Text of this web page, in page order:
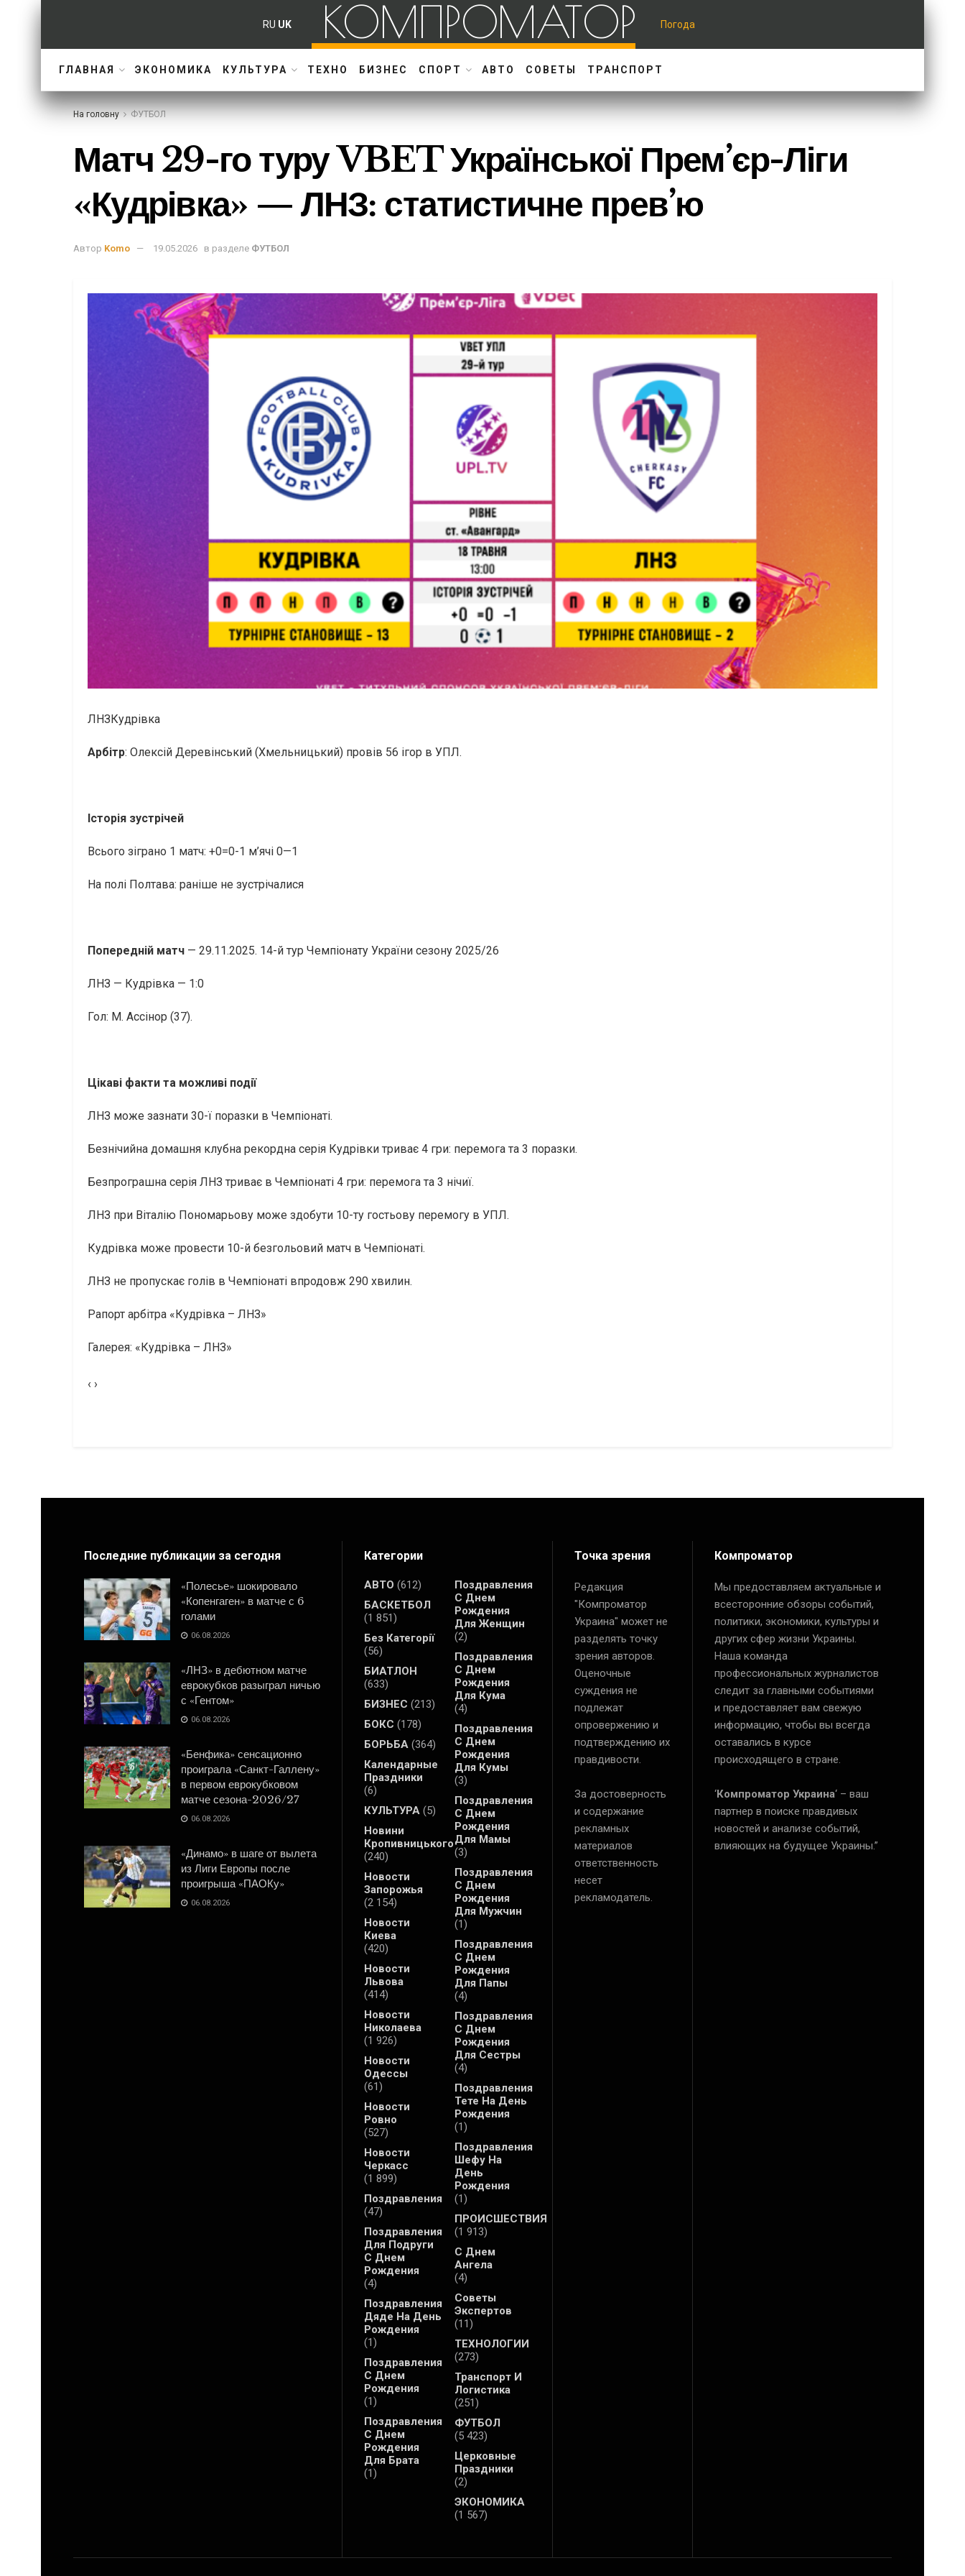
RU UK КОМПРОМАТОР Погода
ГЛАВНАЯ ЭКОНОМИКА КУЛЬТУРА ТЕХНО БИЗНЕС СПОРТ АВТО СОВЕТЫ ТРАНСПОРТ
На головну ФУТБОЛ
Матч 29-го туру VBET Української Прем’єр-Ліги
«Кудрівка» — ЛНЗ: статистичне прев’ю
Автор Komo 19.05.2026 в разделе ФУТБОЛ
ЛНЗКудрівка
Арбітр: Олексій Деревінський (Хмельницький) провів 56 ігор в УПЛ.
Історія зустрічей
Всього зіграно 1 матч: +0=0-1 м’ячі 0—1
На полі Полтава: раніше не зустрічалися
Попередній матч — 29.11.2025. 14-й тур Чемпіонату України сезону 2025/26
ЛНЗ — Кудрівка — 1:0
Гол: М. Ассінор (37).
Цікаві факти та можливі події
ЛНЗ може зазнати 30-ї поразки в Чемпіонаті.
Безнічийна домашня клубна рекордна серія Кудрівки триває 4 гри: перемога та 3 поразки.
Безпрограшна серія ЛНЗ триває в Чемпіонаті 4 гри: перемога та 3 нічиї.
ЛНЗ при Віталію Пономарьову може здобути 10-ту гостьову перемогу в УПЛ.
Кудрівка може провести 10-й безгольовий матч в Чемпіонаті.
ЛНЗ не пропускає голів в Чемпіонаті впродовж 290 хвилин.
Рапорт арбітра «Кудрівка – ЛНЗ»
Галерея: «Кудрівка – ЛНЗ»
‹ ›
Последние публикации за сегодня
«Полесье» шокировало
«Копенгаген» в матче с 6
голами
06.08.2026
«ЛНЗ» в дебютном матче
еврокубков разыграл ничью
с «Гентом»
06.08.2026
«Бенфика» сенсационно
проиграла «Санкт-Галлену»
в первом еврокубковом
матче сезона-2026/27
06.08.2026
«Динамо» в шаге от вылета
из Лиги Европы после
проигрыша «ПАОКу»
06.08.2026
Категории
АВТО (612)
БАСКЕТБОЛ
(1 851)
Без Категорії
(56)
БИАТЛОН
(633)
БИЗНЕС (213)
БОКС (178)
БОРЬБА (364)
Календарные
Праздники
(6)
КУЛЬТУРА (5)
Новини
Кропивницького
(240)
Новости
Запорожья
(2 154)
Новости
Киева
(420)
Новости
Львова
(414)
Новости
Николаева
(1 926)
Новости
Одессы
(61)
Новости
Ровно
(527)
Новости
Черкасс
(1 899)
Поздравления
(47)
Поздравления
Для Подруги
С Днем
Рождения
(4)
Поздравления
Дяде На День
Рождения
(1)
Поздравления
С Днем
Рождения
(1)
Поздравления
С Днем
Рождения
Для Брата
(1)
Поздравления
С Днем
Рождения
Для Женщин
(2)
Поздравления
С Днем
Рождения
Для Кума
(4)
Поздравления
С Днем
Рождения
Для Кумы
(3)
Поздравления
С Днем
Рождения
Для Мамы
(3)
Поздравления
С Днем
Рождения
Для Мужчин
(1)
Поздравления
С Днем
Рождения
Для Папы
(4)
Поздравления
С Днем
Рождения
Для Сестры
(4)
Поздравления
Тете На День
Рождения
(1)
Поздравления
Шефу На
День
Рождения
(1)
ПРОИСШЕСТВИЯ
(1 913)
С Днем
Ангела
(4)
Советы
Экспертов
(11)
ТЕХНОЛОГИИ
(273)
Транспорт И
Логистика
(251)
ФУТБОЛ
(5 423)
Церковные
Праздники
(2)
ЭКОНОМИКА
(1 567)
Точка зрения
Редакция
"Компроматор
Украина" может не
разделять точку
зрения авторов.
Оценочные
суждения не
подлежат
опровержению и
подтверждению их
правдивости.
За достоверность
и содержание
рекламных
материалов
ответственность
несет
рекламодатель.
Компроматор
Мы предоставляем актуальные и
всесторонние обзоры событий,
политики, экономики, культуры и
других сфер жизни Украины.
Наша команда
профессиональных журналистов
следит за главными событиями
и предоставляет вам свежую
информацию, чтобы вы всегда
оставались в курсе
происходящего в стране.
‘Компроматор Украина‘ – ваш
партнер в поиске правдивых
новостей и анализе событий,
влияющих на будущее Украины.”